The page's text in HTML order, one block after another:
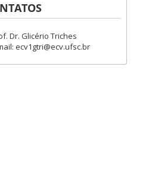
Dr. Glicério Triches
ecv1gtri@ecv.ufsc.br